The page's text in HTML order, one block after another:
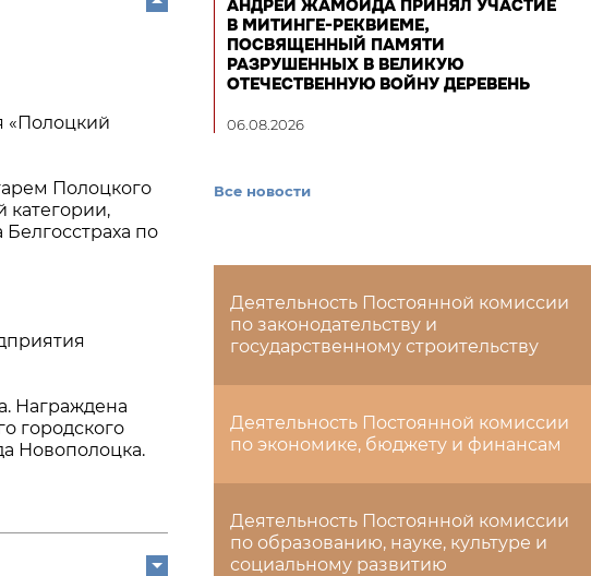
«Полоцкий
Полоцкого
категории,
по
Награждена
городского
Новополоцка.
АНДРЕЙ ЖАМОЙДА ПРИНЯЛ УЧАСТИЕ
В МИТИНГЕ-РЕКВИЕМЕ,
ПОСВЯЩЕННЫЙ ПАМЯТИ
РАЗРУШЕННЫХ В ВЕЛИКУЮ
ОТЕЧЕСТВЕННУЮ ВОЙНУ ДЕРЕВЕНЬ
06.08.2026
Все новости
Деятельность Постоянной комиссии
по законодательству и
государственному строительству
Деятельность Постоянной комиссии
по экономике, бюджету и финансам
Деятельность Постоянной комиссии
по образованию, науке, культуре и
социальному развитию